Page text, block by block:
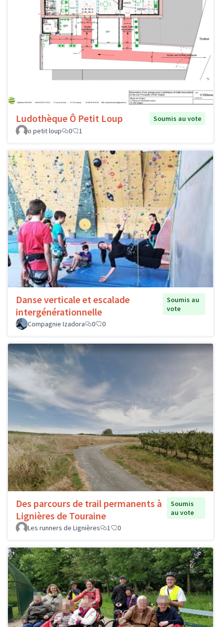
Ludothèque Ô Petit Loup
Soumis au vote
o petit loup
0 1
Danse verticale et escalade
intergénérationnelle
Soumis au
vote
Compagnie Izadora
0 0
Des parcours de trail permanents à
Lignières de Touraine
Soumis
au vote
Les runners de Lignières
1 0